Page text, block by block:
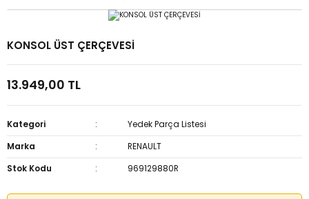
KONSOL ÜST ÇERÇEVESİ
13.949,00 TL
Kategori
Yedek Parça Listesi
Marka
RENAULT
Stok Kodu
969129880R